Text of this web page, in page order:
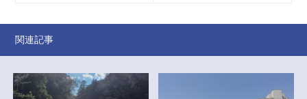
関連記事